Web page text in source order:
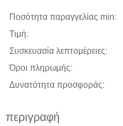
Ποσότητα παραγγελίας min:
Τιμή:
Συσκευασία λεπτομέρειες:
Όροι πληρωμής:
Δυνατότητα προσφοράς:
περιγραφή